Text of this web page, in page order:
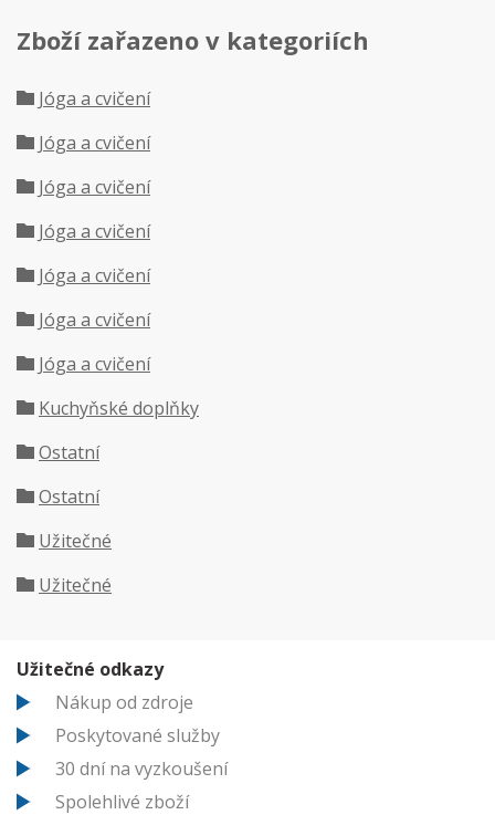
Zboží zařazeno v kategoriích
Jóga a cvičení
Jóga a cvičení
Jóga a cvičení
Jóga a cvičení
Jóga a cvičení
Jóga a cvičení
Jóga a cvičení
Kuchyňské doplňky
Ostatní
Ostatní
Užitečné
Užitečné
Užitečné odkazy
Nákup od zdroje
Poskytované služby
30 dní na vyzkoušení
Spolehlivé zboží